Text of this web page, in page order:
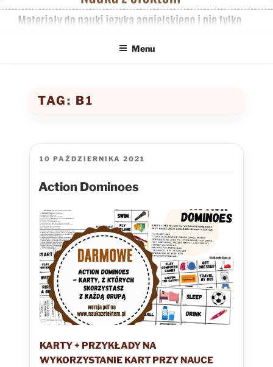
Przejdź
Menu
TAG: B1
OPUBLIKOWANE
10 PAŹDZIERNIKA 2021
Action Dominoes
KARTY + PRZYKŁADY NA
WYKORZYSTANIE KART PRZY NAUCE